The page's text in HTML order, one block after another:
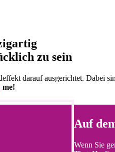
zu sein
darauf ausgerichtet. Dabei
me!
Auf
Wenn Sie